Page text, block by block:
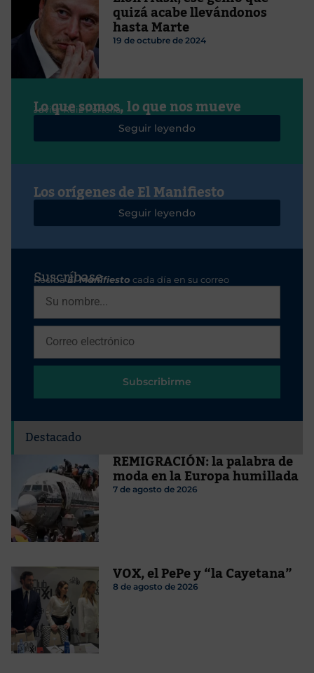
quizá acabe llevándonos
hasta Marte
19 de octubre de 2024
Lo que somos, lo que nos mueve
Javier Ruiz Portella
Seguir leyendo
Los orígenes de El Manifiesto
Seguir leyendo
Suscríbase
RecibaEl Manifiesto cada día en su correo
Subscribirme
Destacado
REMIGRACIÓN: la palabra de
moda en la Europa humillada
7 de agosto de 2026
VOX, el PePe y “la Cayetana”
8 de agosto de 2026